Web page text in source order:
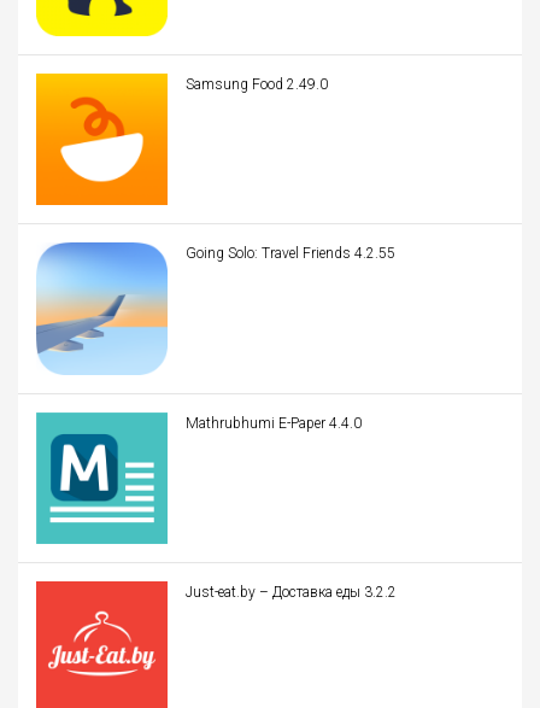
Samsung Food 2.49.0
Going Solo: Travel Friends 4.2.55
Mathrubhumi E-Paper 4.4.0
Just-eat.by – Доставка еды 3.2.2